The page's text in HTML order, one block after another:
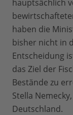
hauptsächlich
haben die
bisher nicht in
Entscheidung
das Ziel der
Bestände zu
Stella
Deutschland.